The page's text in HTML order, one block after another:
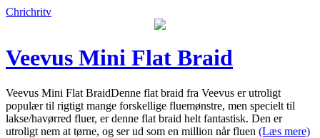
Chrichritv
Veevus Mini Flat Braid
Veevus Mini Flat BraidDenne flat braid fra Veevus er utroligt
populær til rigtigt mange forskellige fluemønstre, men specielt til
lakse/havørred fluer, er denne flat braid helt fantastisk. Den er
utroligt nem at tørne, og ser ud som en million når fluen (Læs mere)